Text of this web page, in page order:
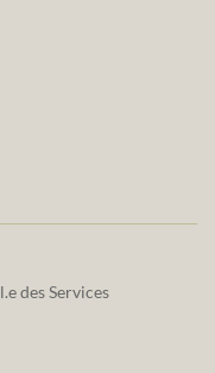
des Services